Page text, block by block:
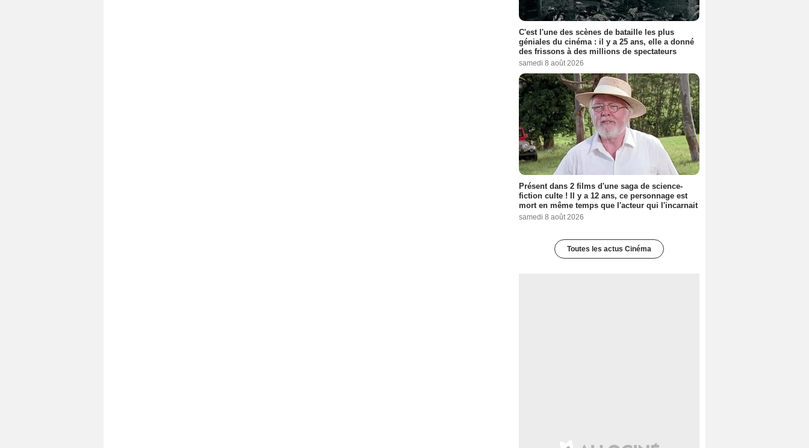
C'est l'une des scènes de bataille les plus
géniales du cinéma : il y a 25 ans, elle a donné
des frissons à des millions de spectateurs
samedi 8 août 2026
Présent dans 2 films d'une saga de science-
fiction culte ! Il y a 12 ans, ce personnage est
mort en même temps que l'acteur qui l'incarnait
samedi 8 août 2026
Toutes les actus Cinéma